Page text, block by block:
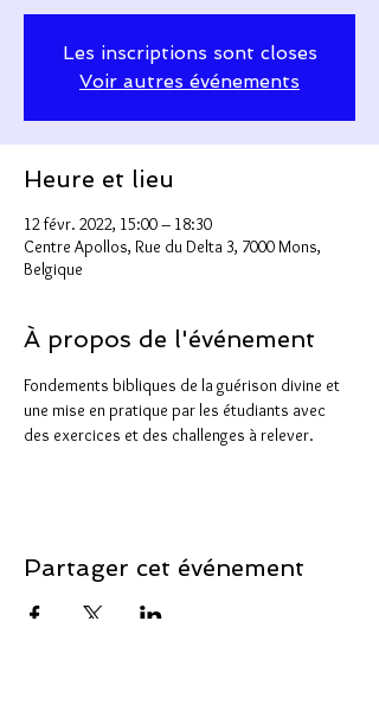
Les inscriptions sont closes
Voir autres événements
Heure et lieu
12 févr. 2022, 15:00 – 18:30
Centre Apollos, Rue du Delta 3, 7000 Mons,
Belgique
À propos de l'événement
Fondements bibliques de la guérison divine et
une mise en pratique par les étudiants avec
des exercices et des challenges à relever.
Partager cet événement